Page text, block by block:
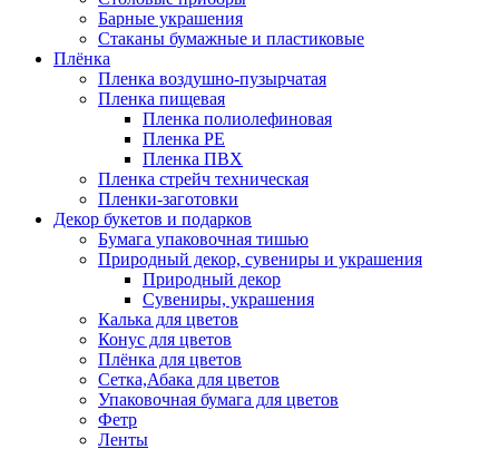
Барные украшения
Стаканы бумажные и пластиковые
Плёнка
Пленка воздушно-пузырчатая
Пленка пищевая
Пленка полиолефиновая
Пленка PE
Пленка ПВХ
Пленка стрейч техническая
Пленки-заготовки
Декор букетов и подарков
Бумага упаковочная тишью
Природный декор, сувениры и украшения
Природный декор
Сувениры, украшения
Калька для цветов
Конус для цветов
Плёнка для цветов
Сетка,Абака для цветов
Упаковочная бумага для цветов
Фетр
Ленты